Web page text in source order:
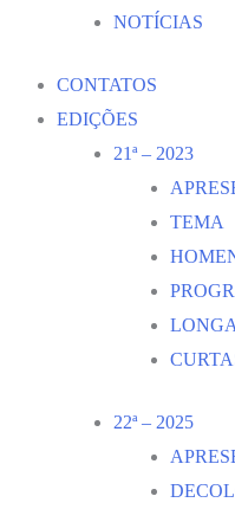
NOTÍCIAS
CONTATOS
EDIÇÕES
21ª – 2023
TEMA
22ª – 2025